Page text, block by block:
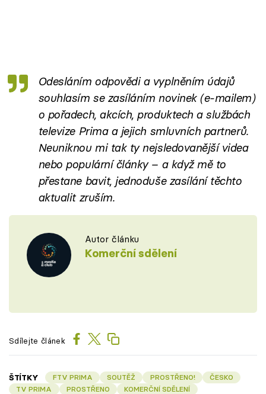
Odesláním odpovědi a vyplněním údajů
souhlasím se zasíláním novinek (e-mailem)
o pořadech, akcích, produktech a službách
televize Prima a jejich smluvních partnerů.
Neuniknou mi tak ty nejsledovanější videa
nebo populární články – a když mě to
přestane bavit, jednoduše zasílání těchto
aktualit zruším.
Autor článku
Komerční sdělení
Sdílejte článek
ŠTÍTKY FTV PRIMA SOUTĚŽ PROSTŘENO!
ČESKO
TV PRIMA
PROSTŘENO KOMERČNÍ SDĚLENÍ